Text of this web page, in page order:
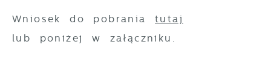
Wniosek do pobrania tutaj
lub poniżej w załączniku.